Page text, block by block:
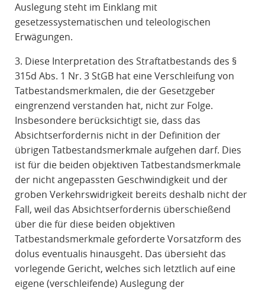
Auslegung steht im Einklang mit
gesetzessystematischen und teleologischen
Erwägungen.
3. Diese Interpretation des Straftatbestands des §
315d Abs. 1 Nr. 3 StGB hat eine Verschleifung von
Tatbestandsmerkmalen, die der Gesetzgeber
eingrenzend verstanden hat, nicht zur Folge.
Insbesondere berücksichtigt sie, dass das
Absichtserfordernis nicht in der Definition der
übrigen Tatbestandsmerkmale aufgehen darf. Dies
ist für die beiden objektiven Tatbestandsmerkmale
der nicht angepassten Geschwindigkeit und der
groben Verkehrswidrigkeit bereits deshalb nicht der
Fall, weil das Absichtserfordernis überschießend
über die für diese beiden objektiven
Tatbestandsmerkmale geforderte Vorsatzform des
dolus eventualis hinausgeht. Das übersieht das
vorlegende Gericht, welches sich letztlich auf eine
eigene (verschleifende) Auslegung der